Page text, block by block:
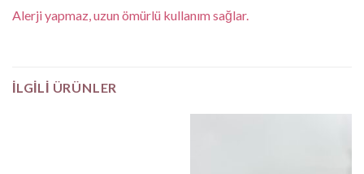
Alerji yapmaz, uzun ömürlü kullanım sağlar.
İLGILI ÜRÜNLER